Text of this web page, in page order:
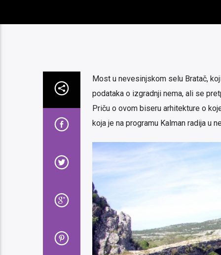
Most u nevesinjskom selu Bratač,
podataka o izgradnji nema, ali se
Priču o ovom biseru arhitekture o
koja je na programu Kalman radija u